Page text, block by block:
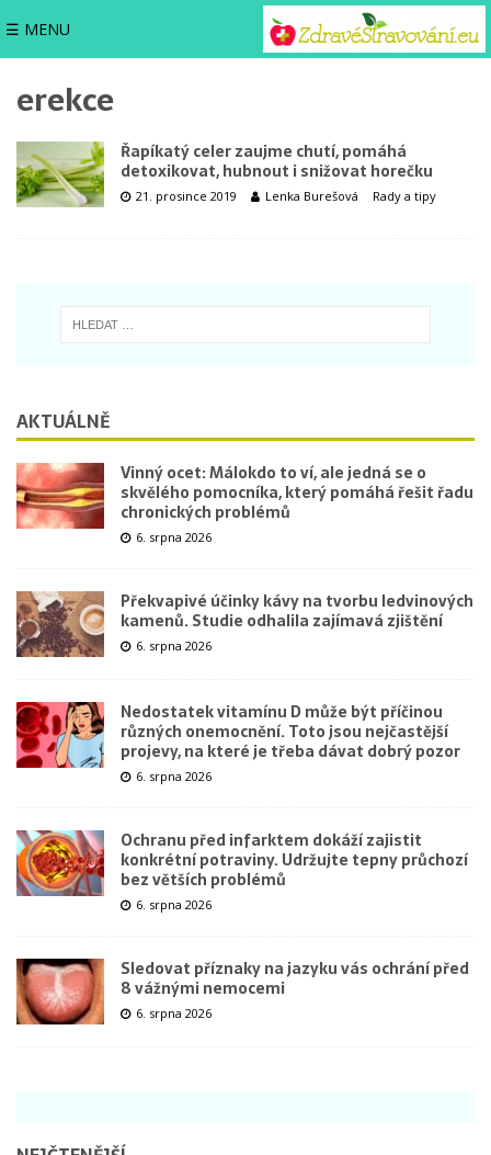
☰ MENU
erekce
Řapíkatý celer zaujme chutí, pomáhá
detoxikovat, hubnout i snižovat horečku
21. prosince 2019 Lenka Burešová Rady a tipy
AKTUÁLNĚ
Vinný ocet: Málokdo to ví, ale jedná se o
skvělého pomocníka, který pomáhá řešit řadu
chronických problémů
6. srpna 2026
Překvapivé účinky kávy na tvorbu ledvinových
kamenů. Studie odhalila zajímavá zjištění
6. srpna 2026
Nedostatek vitamínu D může být příčinou
různých onemocnění. Toto jsou nejčastější
projevy, na které je třeba dávat dobrý pozor
6. srpna 2026
Ochranu před infarktem dokáží zajistit
konkrétní potraviny. Udržujte tepny průchozí
bez větších problémů
6. srpna 2026
Sledovat příznaky na jazyku vás ochrání před
8 vážnými nemocemi
6. srpna 2026